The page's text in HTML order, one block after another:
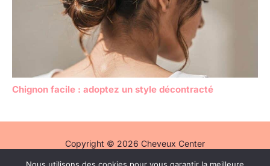
Chignon facile : adoptez un style décontracté
Copyright © 2026 Cheveux Center